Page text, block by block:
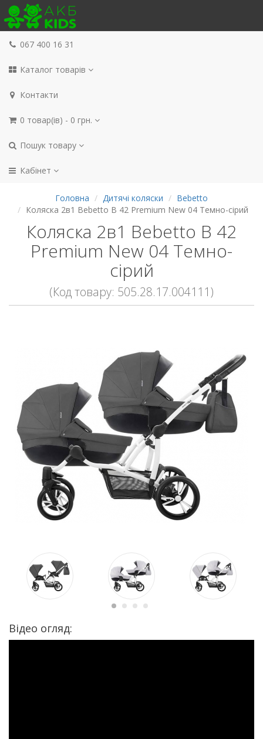
067 400 16 31
Каталог товарів
Контакти
0 товар(ів) - 0 грн.
Пошук товару
Кабінет
Головна Дитячі коляски
Bebetto
Коляска 2в1 Bebetto B 42 Premium New 04 Темно-сірий
Коляска 2в1 Bebetto B 42
Premium New 04 Темно-
сірий
(Код товару: 505.28.17.004111)
Відео огляд: